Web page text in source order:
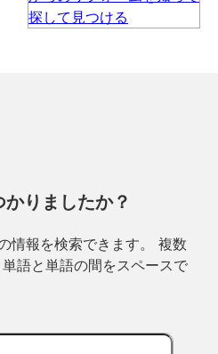
りましたか？
情報を検索できます。 複数
語と単語の間をスペースで